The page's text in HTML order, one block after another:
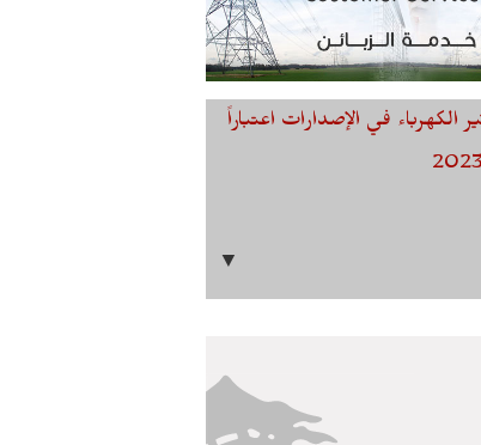
الكهرباء في الإصدارات اعتباراً
▼